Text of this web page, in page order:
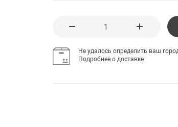
Не удалось определить ваш
Подробнее о доставке